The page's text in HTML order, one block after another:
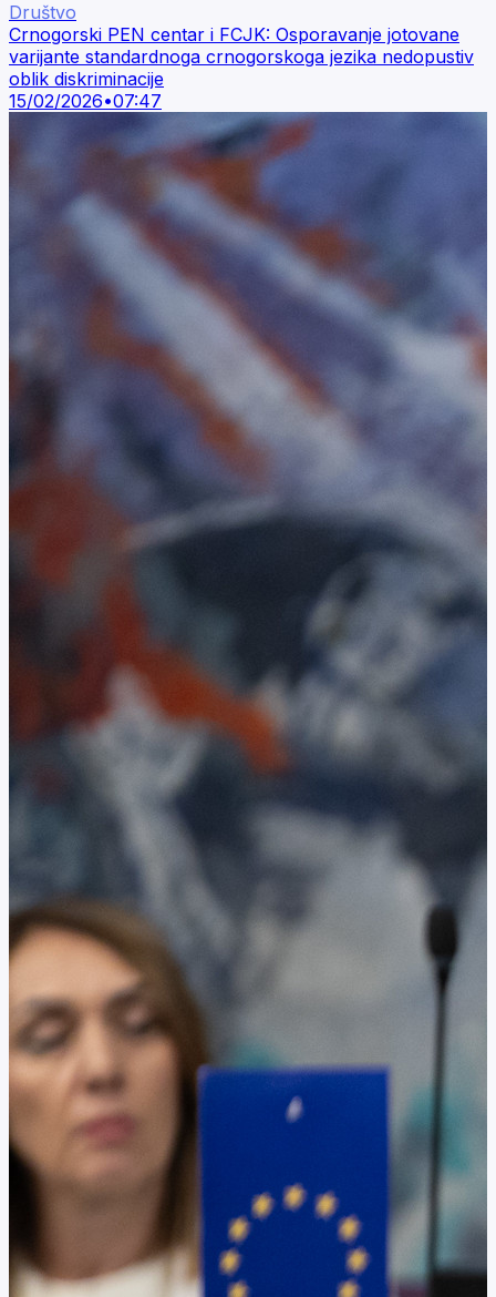
Društvo
Crnogorski PEN centar i FCJK: Osporavanje jotovane
varijante standardnoga crnogorskoga jezika nedopustiv
oblik diskriminacije
15/02/2026•07:47